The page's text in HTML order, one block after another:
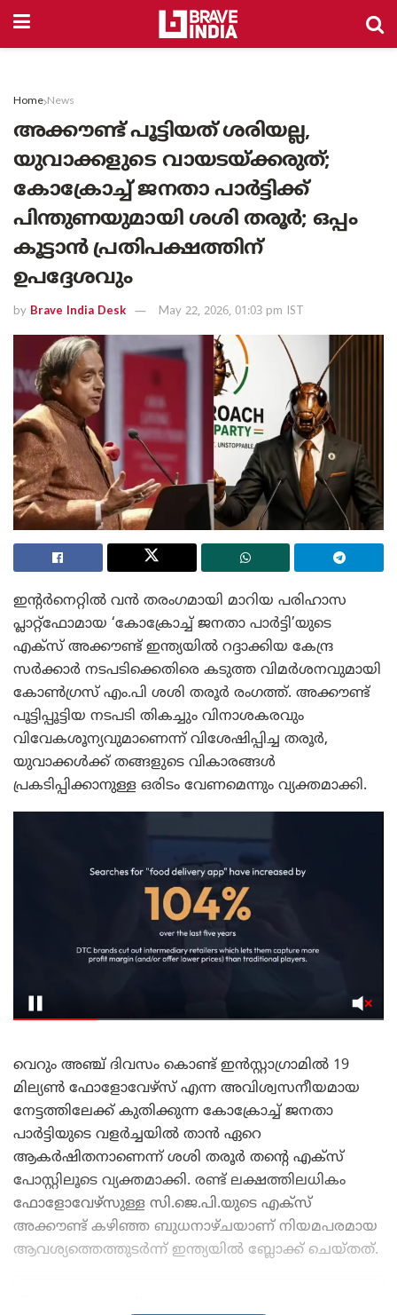
Home News
അക്കൗണ്ട് പൂട്ടിയത് ശരിയല്ല,
യുവാക്കളുടെ വായടയ്ക്കരുത്;
കോക്രോച്ച് ജനതാ പാർട്ടിക്ക്
പിന്തുണയുമായി ശശി തരൂർ; ഒപ്പം
കൂട്ടാൻ പ്രതിപക്ഷത്തിന്
ഉപദ്ദേശവും
by Brave India Desk May 22, 2026, 01:03 pm IST
ഇന്റർനെറ്റിൽ വൻ തരംഗമായി മാറിയ പരിഹാസ
പ്ലാറ്റ്‌ഫോമായ ‘കോക്രോച്ച് ജനതാ പാർട്ടി’യുടെ
എക്സ് അക്കൗണ്ട് ഇന്ത്യയിൽ റദ്ദാക്കിയ കേന്ദ്ര
സർക്കാർ നടപടിക്കെതിരെ കടുത്ത വിമർശനവുമായി
കോൺഗ്രസ് എം.പി ശശി തരൂർ രംഗത്ത്. അക്കൗണ്ട്
പൂട്ടിപ്പൂട്ടിയ നടപടി തികച്ചും വിനാശകരവും
വിവേകശൂന്യവുമാണെന്ന് വിശേഷിപ്പിച്ച തരൂർ,
യുവാക്കൾക്ക് തങ്ങളുടെ വികാരങ്ങൾ
പ്രകടിപ്പിക്കാനുള്ള ഒരിടം വേണമെന്നും വ്യക്തമാക്കി.
വെറും അഞ്ച് ദിവസം കൊണ്ട് ഇൻസ്റ്റാഗ്രാമിൽ 19
മില്യൺ ഫോളോവേഴ്‌സ് എന്ന അവിശ്വസനീയമായ
നേട്ടത്തിലേക്ക് കുതിക്കുന്ന കോക്രോച്ച് ജനതാ
പാർട്ടിയുടെ വളർച്ചയിൽ താൻ ഏറെ
ആകർഷിതനാണെന്ന് ശശി തരൂർ തന്റെ എക്സ്
പോസ്റ്റിലൂടെ വ്യക്തമാക്കി. രണ്ട് ലക്ഷത്തിലധികം
ഫോളോവേഴ്‌സുള്ള സി.ജെ.പി.യുടെ എക്സ്
അക്കൗണ്ട് കഴിഞ്ഞ ബുധനാഴ്ചയാണ് നിയമപരമായ
ആവശ്യത്തെത്തുടർന്ന് ഇന്ത്യയിൽ ബ്ലോക്ക് ചെയ്തത്.